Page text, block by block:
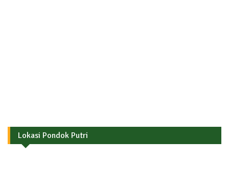
Lokasi Pondok Putri